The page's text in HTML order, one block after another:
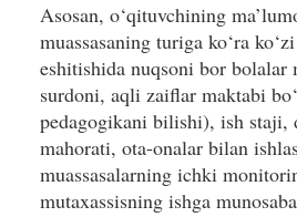
Asosan, o‘qituvchi­ning
muassasaning turiga ko‘ra
eshitishida nuqsoni bor bolalar
surdoni, aqli zaif­lar maktabi
pedagogikani bilishi), ish staji,
mahorati, ota-onalar bilan
muassasalarning ichki
mutaxassisning ishga